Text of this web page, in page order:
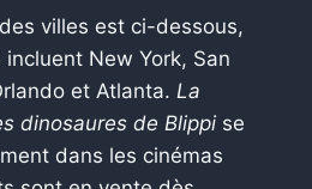
villes est ci-dessous,
New York, San
et Atlanta. La
dinosaures de Blippi se
dans les cinémas